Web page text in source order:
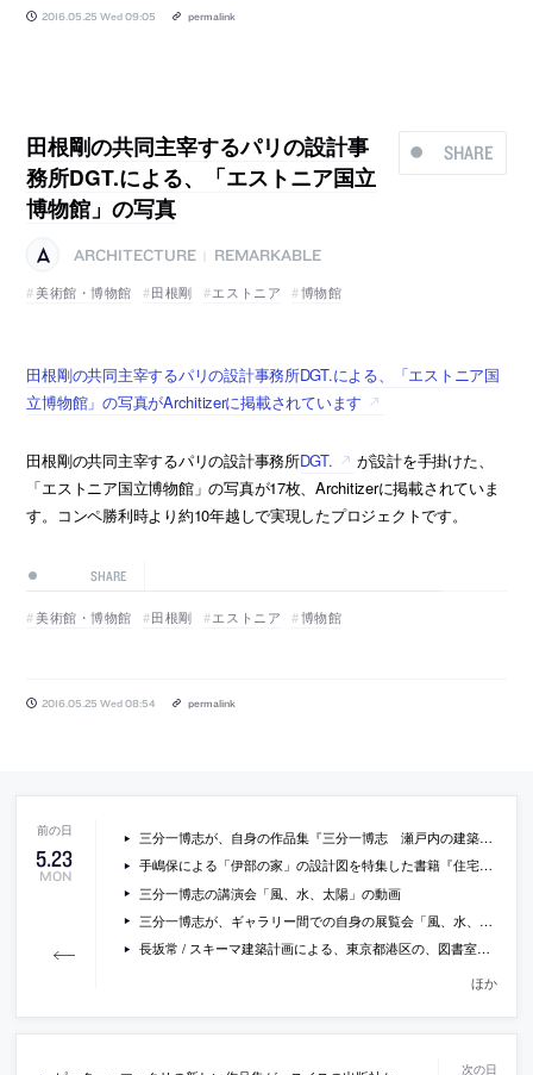
2016.05.25 Wed 09:05 permalink
SHARE
田根剛の共同主宰するパリの設計事
務所DGT.による、「エストニア国立
博物館」の写真
ARCHITECTURE
REMARKABLE
美術館・博物館
田根剛 エストニア 博物館
田根剛の共同主宰するパリの設計事務所DGT.による、「エストニア国
立博物館」の写真がArchitizerに掲載されています
田根剛の共同主宰するパリの設計事務所DGT.
が設計を手掛けた、
「エストニア国立博物館」の写真が17枚、Architizerに掲載されていま
す。コンペ勝利時より約10年越しで実現したプロジェクトです。
SHARE
美術館・博物館 田根剛 エストニア 博物館
2016.05.25 Wed 08:54 permalink
5.23
MON
三分一博志が、自身の作品集『三分一博志 瀬戸内の建築』について語っている動画
手嶋保による「伊部の家」の設計図を特集した書籍『住宅設計詳細図集』
三分一博志の講演会「風、水、太陽」の動画
三分一博志が、ギャラリー間での自身の展覧会「風、水、太陽」を解説している動画
長坂常 / スキーマ建築計画による、東京都港区の、図書室+菓子工房+撮影スタジオ「Hue 5F」
ほか